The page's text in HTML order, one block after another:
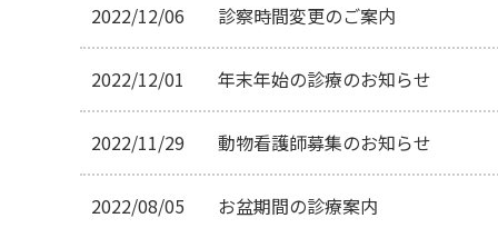
2022/12/06 診察時間変更のご案内
2022/12/01 年末年始の診療のお知らせ
2022/11/29 動物看護師募集のお知らせ
2022/08/05 お盆期間の診療案内